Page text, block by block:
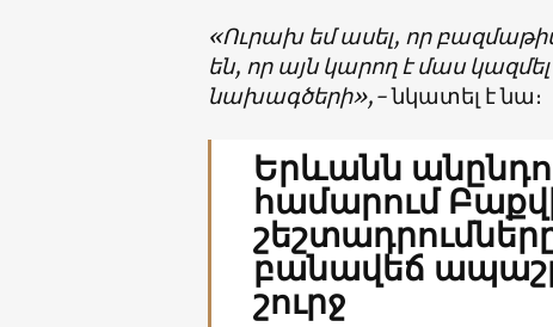
«Ուրախ եմ ասել, որ
են, որ այն կարող է մաս
նախագծերի»,-նկատել է նա։
Երևանն
համարում
բանավեճ
շուրջ